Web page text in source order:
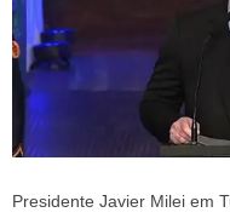
Presidente Javier Milei em